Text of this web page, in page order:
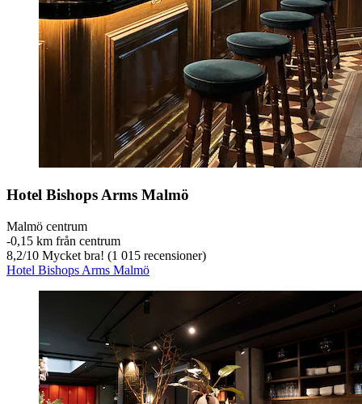
Hotel Bishops Arms Malmö
Malmö centrum
‐0,15 km från centrum
8,2/10 Mycket bra! (1 015 recensioner)
Hotel Bishops Arms Malmö